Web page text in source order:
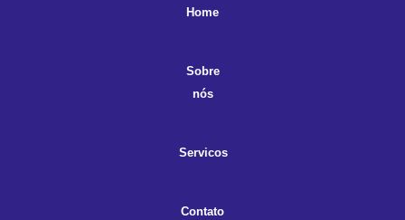
Home
Sobre
nós
Servicos
Contato